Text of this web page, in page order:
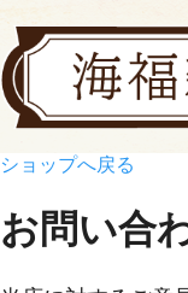
ショップへ戻る
お問い合